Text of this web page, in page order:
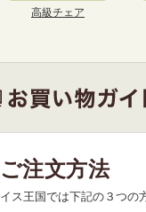
高級チェア
ご注文方法
イス王国では下記の３つの